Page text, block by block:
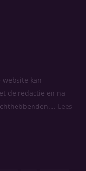
website kan
de redactie en na
Lees